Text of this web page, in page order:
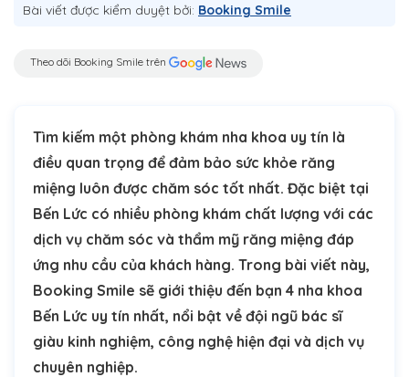
Bài viết được kiểm duyệt bởi: Booking Smile
Theo dõi Booking Smile trên
Tìm kiếm một phòng khám nha khoa uy tín là
điều quan trọng để đảm bảo sức khỏe răng
miệng luôn được chăm sóc tốt nhất. Đặc biệt tại
Bến Lức có nhiều phòng khám chất lượng với các
dịch vụ chăm sóc và thẩm mỹ răng miệng đáp
ứng nhu cầu của khách hàng. Trong bài viết này,
Booking Smile sẽ giới thiệu đến bạn 4 nha khoa
Bến Lức uy tín nhất, nổi bật về đội ngũ bác sĩ
giàu kinh nghiệm, công nghệ hiện đại và dịch vụ
chuyên nghiệp.